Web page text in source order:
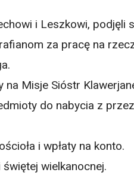
i Leszkowi, podjęli
za pracę na
na Misje Sióstr
do nabycia z
i wpłaty na konto.
wielkanocnej.